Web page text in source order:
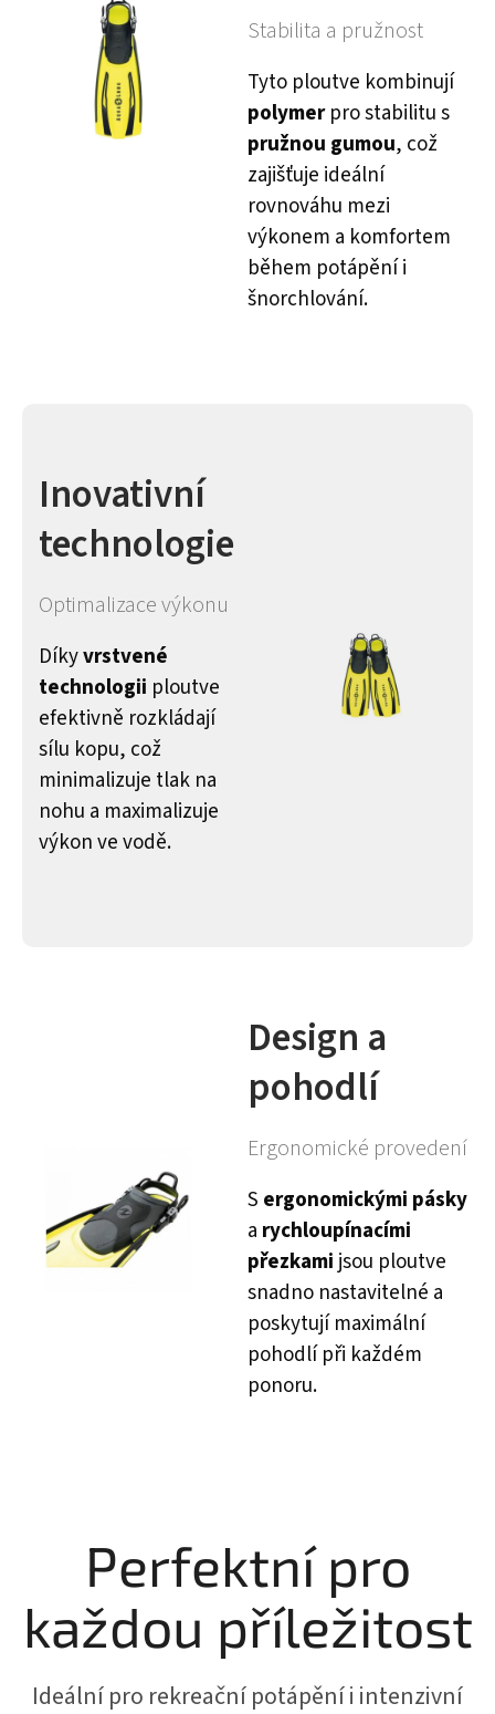
Stabilita a pružnost
Tyto ploutve kombinují
polymerpro stabilitu s
pružnou gumou, což
zajišťuje ideální
rovnováhu mezi
výkonem a komfortem
během potápění i
šnorchlování.
Inovativní
technologie
Optimalizace výkonu
Díkyvrstvené
technologii ploutve
efektivně rozkládají
sílu kopu, což
minimalizuje tlak na
nohu a maximalizuje
výkon ve vodě.
Design a
pohodlí
Ergonomické provedení
S ergonomickými pásky
a rychloupínacími
přezkami jsou ploutve
snadno nastavitelné a
poskytují maximální
pohodlí při každém
ponoru.
Perfektní pro
každou příležitost
Ideální pro rekreační potápění i intenzivní